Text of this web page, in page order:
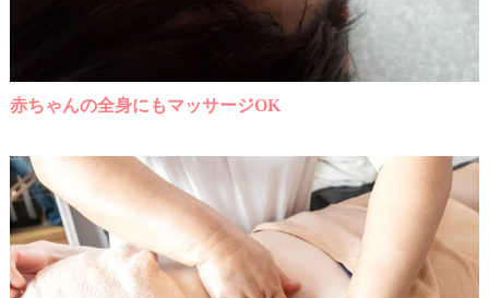
赤ちゃんの全身にもマッサージOK